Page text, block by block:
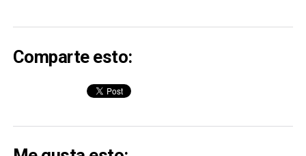
Comparte esto: